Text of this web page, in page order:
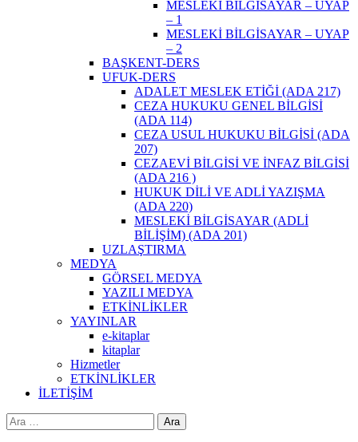
MESLEKİ BİLGİSAYAR – UYAP
– 1
MESLEKİ BİLGİSAYAR – UYAP
– 2
BAŞKENT-DERS
UFUK-DERS
ADALET MESLEK ETİĞİ (ADA 217)
CEZA HUKUKU GENEL BİLGİSİ
(ADA 114)
CEZA USUL HUKUKU BİLGİSİ (ADA
207)
CEZAEVİ BİLGİSİ VE İNFAZ BİLGİSİ
(ADA 216 )
HUKUK DİLİ VE ADLİ YAZIŞMA
(ADA 220)
MESLEKİ BİLGİSAYAR (ADLİ
BİLİŞİM) (ADA 201)
UZLAŞTIRMA
MEDYA
GÖRSEL MEDYA
YAZILI MEDYA
ETKİNLİKLER
YAYINLAR
e-kitaplar
kitaplar
Hizmetler
ETKİNLİKLER
İLETİŞİM
Arama: